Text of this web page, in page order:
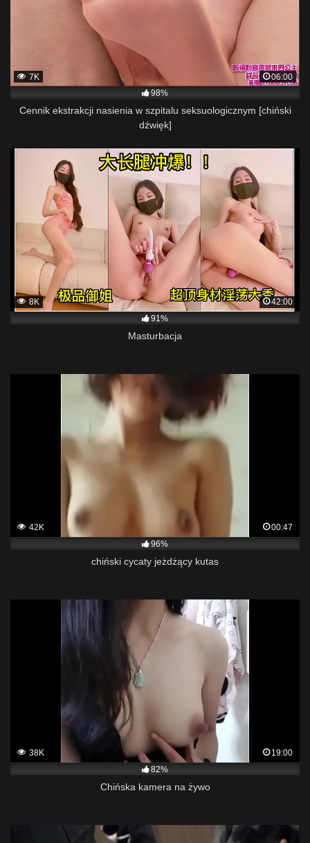
7K
06:00
98%
Cennik ekstrakcji nasienia w szpitalu seksuologicznym [chiński
dźwięk]
8K
42:00
91%
Masturbacja
42K
00:47
96%
chiński cycaty jeżdżący kutas
38K
19:00
82%
Chińska kamera na żywo